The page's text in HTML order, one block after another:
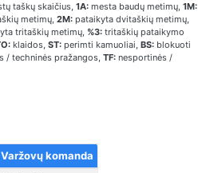
taškų skaičius, 1A:mesta baudų metimų, 1M:
metimų, 2M:pataikyta dvitaškių metimų,
tritaškių metimų, %3:tritaškių pataikymo
klaidos, ST:perimti kamuoliai, BS:blokuoti
/ techninės pražangos, TF:nesportinės /
Varžovų komanda